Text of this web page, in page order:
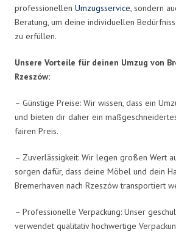
professionellen Umzugsservice, sondern
Beratung, um deine individuellen
zu erfüllen.
Unsere Vorteile für deinen Umzug von
Rzeszów:
– Günstige Preise: Wir wissen, dass ein
und bieten dir daher ein
fairen Preis.
– Zuverlässigkeit: Wir legen großen Wert
sorgen dafür, dass deine Möbel und dein
Bremerhaven nach Rzeszów transportiert
– Professionelle Verpackung: Unser
verwendet qualitativ hochwertige